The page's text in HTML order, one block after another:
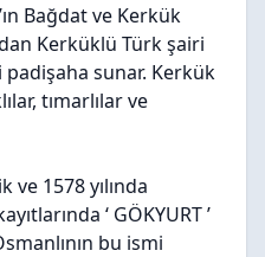
Bağdat ve Kerkük
Kerküklü Türk şairi
padişaha sunar. Kerkük
tımarlılar ve
ve 1578 yılında
‘ GÖKYURT ’
bu ismi